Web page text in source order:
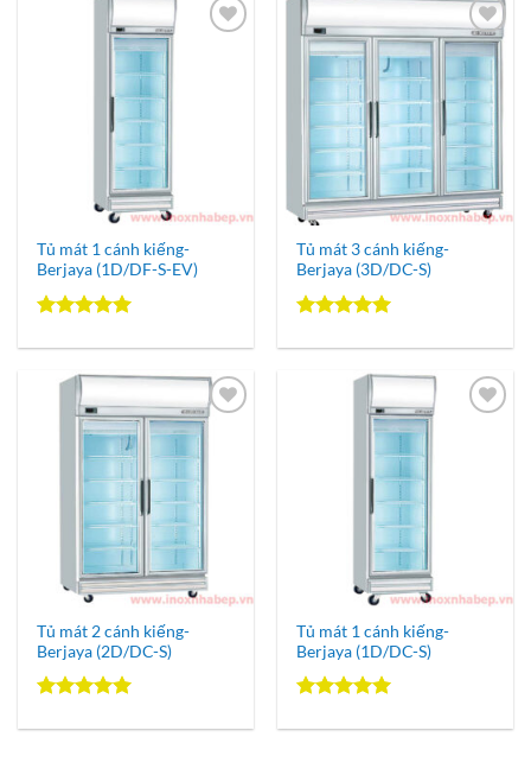
Tủ mát 1 cánh kiếng-
Berjaya (1D/DF-S-EV)
hạng5.00
5 sao
Add to
Wishlist
Tủ mát 3 cánh kiếng-
Berjaya (3D/DC-S)
hạng5.00
Add to
Tủ mát 2 cánh kiếng-
Berjaya (2D/DC-S)
hạng5.00
Tủ mát 1 cánh kiếng-
Berjaya (1D/DC-S)
hạng5.00